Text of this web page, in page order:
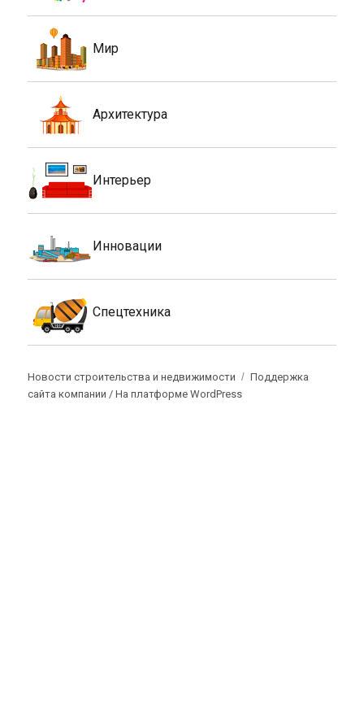
Мир
Архитектура
Интерьер
Инновации
Спецтехника
Новости строительства и недвижимости
Поддержка
сайта компании /На платформе WordPress